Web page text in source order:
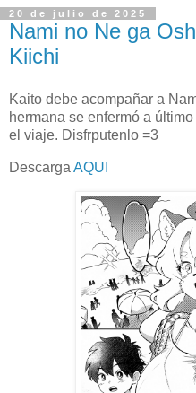
20 de julio de 2025
Nami no Ne ga
Kiichi
Kaito debe acompañar a
hermana se enfermó a
el viaje. Disfrputenlo =3
Descarga AQUI